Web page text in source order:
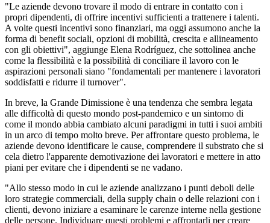
"Le aziende devono trovare il modo di entrare in contatto con i
propri dipendenti, di offrire incentivi sufficienti a trattenere i talenti.
A volte questi incentivi sono finanziari, ma oggi assumono anche la
forma di benefit sociali, opzioni di mobilità, crescita e allineamento
con gli obiettivi", aggiunge Elena Rodríguez, che sottolinea anche
come la flessibilità e la possibilità di conciliare il lavoro con le
aspirazioni personali siano "fondamentali per mantenere i lavoratori
soddisfatti e ridurre il turnover".
In breve, la Grande Dimissione è una tendenza che sembra legata
alle difficoltà di questo mondo post-pandemico e un sintomo di
come il mondo abbia cambiato alcuni paradigmi in tutti i suoi ambiti
in un arco di tempo molto breve. Per affrontare questo problema, le
aziende devono identificare le cause, comprendere il substrato che si
cela dietro l'apparente demotivazione dei lavoratori e mettere in atto
piani per evitare che i dipendenti se ne vadano.
"Allo stesso modo in cui le aziende analizzano i punti deboli delle
loro strategie commerciali, della supply chain o delle relazioni con i
clienti, devono iniziare a esaminare le carenze interne nella gestione
delle persone. Individuare questi problemi e affrontarli per creare